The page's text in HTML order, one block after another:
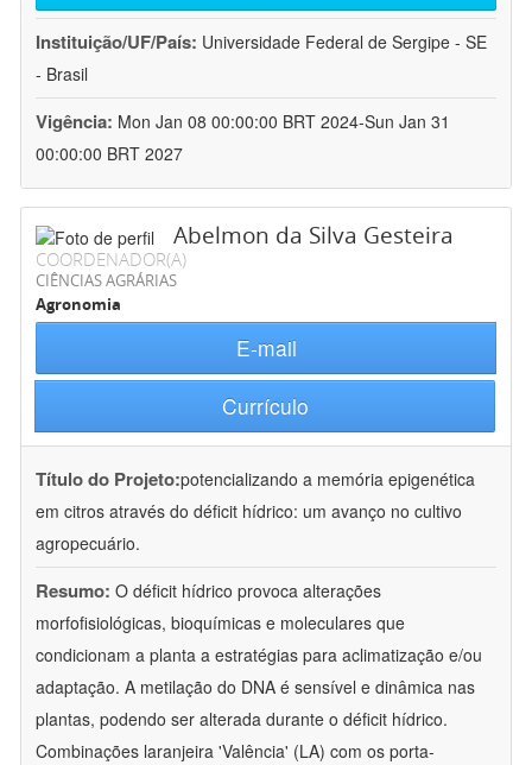
Instituição/UF/País: Universidade Federal de Sergipe - SE
- Brasil
Vigência: Mon Jan 08 00:00:00 BRT 2024-Sun Jan 31
00:00:00 BRT 2027
Abelmon da Silva Gesteira
COORDENADOR(A)
CIÊNCIAS AGRÁRIAS
Agronomia
E-mail
Currículo
Título do Projeto:potencializando a memória epigenética
em citros através do déficit hídrico: um avanço no cultivo
agropecuário.
Resumo: O déficit hídrico provoca alterações
morfofisiológicas, bioquímicas e moleculares que
condicionam a planta a estratégias para aclimatização e/ou
adaptação. A metilação do DNA é sensível e dinâmica nas
plantas, podendo ser alterada durante o déficit hídrico.
Combinações laranjeira 'Valência' (LA) com os porta-